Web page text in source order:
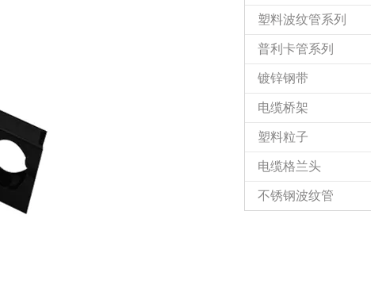
塑料波纹管系列
普利卡管系列
镀锌钢带
电缆桥架
塑料粒子
电缆格兰头
不锈钢波纹管